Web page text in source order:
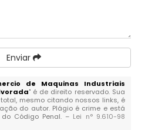
Enviar
de Maquinas Industriais
" é de direito reservado. Sua
mesmo citando nossos links, é
do autor. Plágio é crime e está
Código Penal. – Lei n° 9.610-98